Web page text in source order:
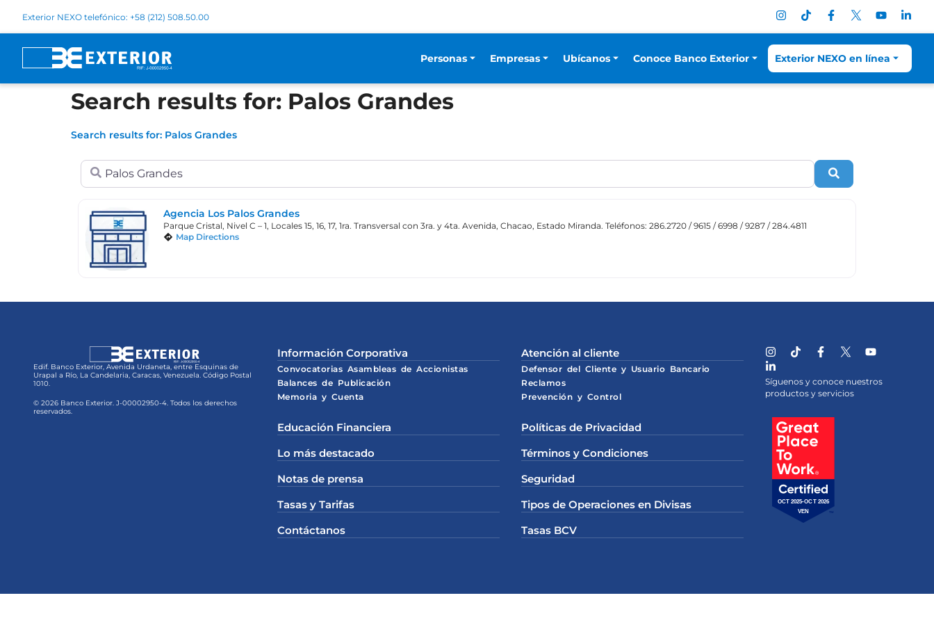
Exterior NEXO telefónico: +58 (212) 508.50.00
Personas Empresas Ubícanos Conoce Banco Exterior Exterior NEXO en línea
Search results for: Palos Grandes
Search results for: Palos Grandes
Search for
Search
Agencia Los Palos Grandes
Parque Cristal, Nivel C – 1, Locales 15, 16, 17, 1ra. Transversal con 3ra. y 4ta. Avenida, Chacao, Estado Miranda. Teléfonos: 286.2720 / 9615 / 6998 / 9287 / 284.4811
Map Directions
Edif. Banco Exterior, Avenida Urdaneta, entre Esquinas de
Urapal a Río, La Candelaria, Caracas, Venezuela. Código Postal
1010.
© 2026 Banco Exterior. J-00002950-4. Todos los derechos
reservados.
Información Corporativa
Convocatorias Asambleas de Accionistas
Balances de Publicación
Memoria y Cuenta
Educación Financiera
Lo más destacado
Notas de prensa
Tasas y Tarifas
Contáctanos
Atención al cliente
Defensor del Cliente y Usuario Bancario
Reclamos
Prevención y Control
Políticas de Privacidad
Términos y Condiciones
Seguridad
Tipos de Operaciones en Divisas
Tasas BCV
Síguenos y conoce nuestros
productos y servicios